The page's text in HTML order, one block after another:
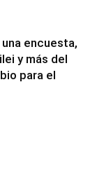
encuesta,
y más del
para el